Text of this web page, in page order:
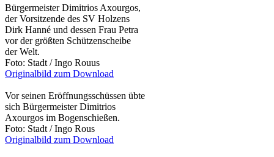
Bürgermeister Dimitrios Axourgos,
der Vorsitzende des SV Holzens
Dirk Hanné und dessen Frau Petra
vor der größten Schützenscheibe
der Welt.
Foto: Stadt / Ingo Rouus
Originalbild zum Download
Vor seinen Eröffnungsschüssen übte
sich Bürgermeister Dimitrios
Axourgos im Bogenschießen.
Foto: Stadt / Ingo Rous
Originalbild zum Download